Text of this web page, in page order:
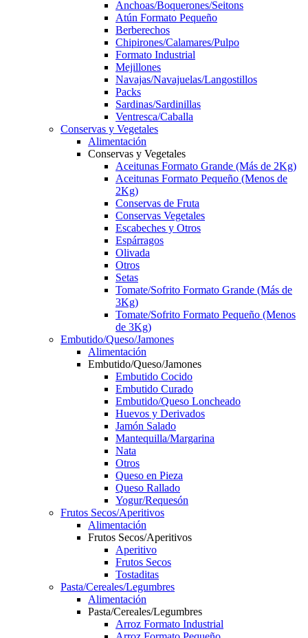
Anchoas/Boquerones/Seitons
Atún Formato Pequeño
Berberechos
Chipirones/Calamares/Pulpo
Formato Industrial
Mejillones
Navajas/Navajuelas/Langostillos
Packs
Sardinas/Sardinillas
Ventresca/Caballa
Conservas y Vegetales
Alimentación
Conservas y Vegetales
Aceitunas Formato Grande (Más de 2Kg)
Aceitunas Formato Pequeño (Menos de
2Kg)
Conservas de Fruta
Conservas Vegetales
Escabeches y Otros
Espárragos
Olivada
Otros
Setas
Tomate/Sofrito Formato Grande (Más de
3Kg)
Tomate/Sofrito Formato Pequeño (Menos
de 3Kg)
Embutido/Queso/Jamones
Alimentación
Embutido/Queso/Jamones
Embutido Cocido
Embutido Curado
Embutido/Queso Loncheado
Huevos y Derivados
Jamón Salado
Mantequilla/Margarina
Nata
Otros
Queso en Pieza
Queso Rallado
Yogur/Requesón
Frutos Secos/Aperitivos
Alimentación
Frutos Secos/Aperitivos
Aperitivo
Frutos Secos
Tostaditas
Pasta/Cereales/Legumbres
Alimentación
Pasta/Cereales/Legumbres
Arroz Formato Industrial